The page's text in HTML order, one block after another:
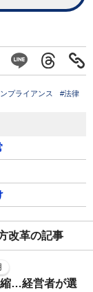
プライアンス #法律
改革の記事
…経営者が選